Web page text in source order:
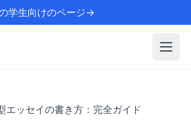
学生向けのページ→
エッセイの書き方：完全ガイド